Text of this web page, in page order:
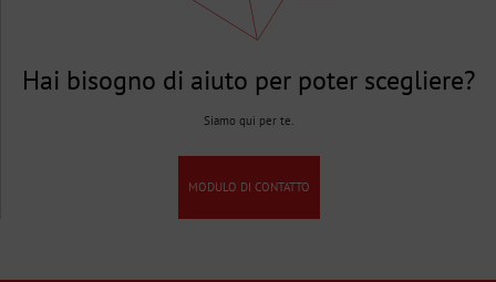
Hai bisogno di aiuto per poter scegliere?
Siamo qui per te.
MODULO DI CONTATTO